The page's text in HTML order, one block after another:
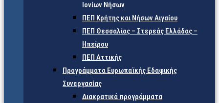
Ιονίων Νήσων
ΠΕΠ Κρήτης και Νήσων Αιγαίου
ΠΕΠ Θεσσαλίας – Στερεάς Ελλάδας –
Ηπείρου
ΠΕΠ Αττικής
Προγράμματα Ευρωπαϊκής Εδαφικής
Συνεργασίας
Διακρατικά προγράμματα